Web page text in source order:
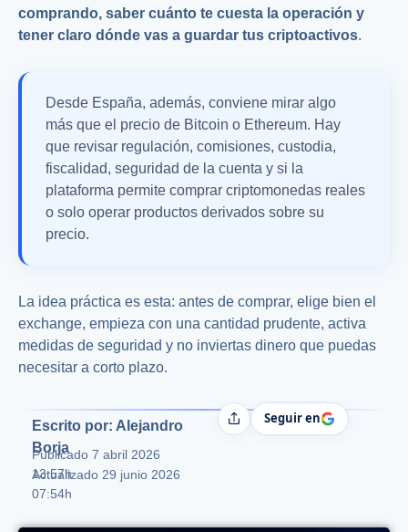
comprando, saber cuánto te cuesta la operación y
tener claro dónde vas a guardar tus criptoactivos.
Desde España, además, conviene mirar algo
más que el precio de Bitcoin o Ethereum. Hay
que revisar regulación, comisiones, custodia,
fiscalidad, seguridad de la cuenta y si la
plataforma permite comprar criptomonedas reales
o solo operar productos derivados sobre su
precio.
La idea práctica es esta: antes de comprar, elige bien el
exchange, empieza con una cantidad prudente, activa
medidas de seguridad y no inviertas dinero que puedas
necesitar a corto plazo.
Escrito por: Alejandro
Borja
Publicado 7 abril 2026
13:57h
Actualizado 29 junio 2026
07:54h
CompartirSeguir en